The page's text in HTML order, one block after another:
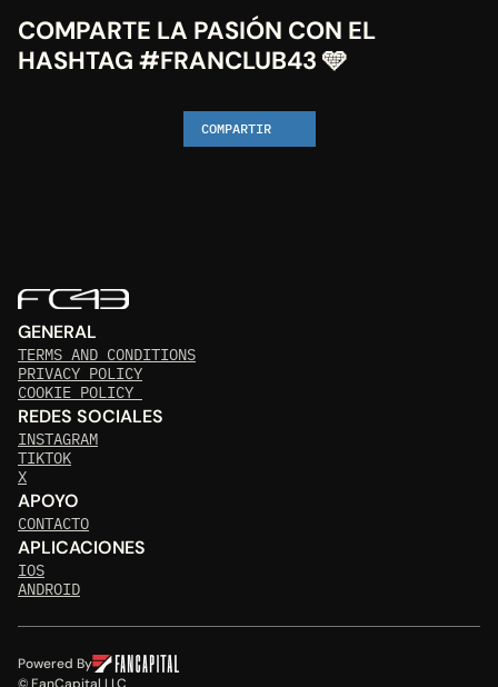
COMPARTE LA PASIÓN CON EL
HASHTAG #FRANCLUB43 🩵
COMPARTIR
GENERAL
TERMS AND CONDITIONS
PRIVACY POLICY
COOKIE POLICY
REDES SOCIALES
INSTAGRAM
TIKTOK
X
APOYO
CONTACTO
APLICACIONES
IOS
ANDROID
Powered By